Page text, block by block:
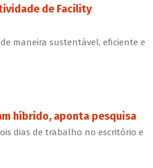
de Facility
maneira sustentável, eficiente e
híbrido, aponta pesquisa
dias de trabalho no escritório e